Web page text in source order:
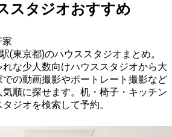
スタジオおすすめ
(東京都)のハウススタジオまとめ。
な少人数向けハウススタジオから大
の動画撮影やポートレート撮影など
順に探せます。机・椅子・キッチン
ジオを検索して予約。